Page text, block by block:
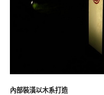
內部裝潢以木系打造